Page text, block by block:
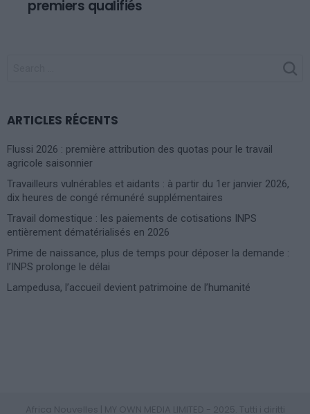
premiers qualifiés
ARTICLES RÉCENTS
Flussi 2026 : première attribution des quotas pour le travail
agricole saisonnier
Travailleurs vulnérables et aidants : à partir du 1er janvier 2026,
dix heures de congé rémunéré supplémentaires
Travail domestique : les paiements de cotisations INPS
entièrement dématérialisés en 2026
Prime de naissance, plus de temps pour déposer la demande :
l’INPS prolonge le délai
Lampedusa, l’accueil devient patrimoine de l’humanité